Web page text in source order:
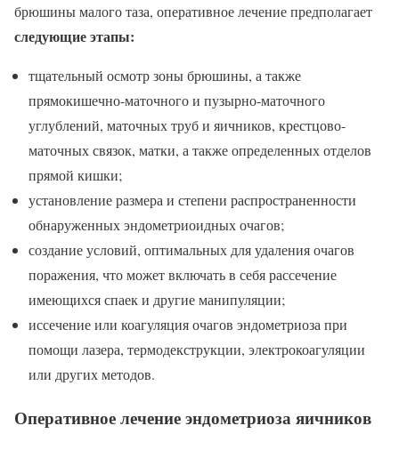
брюшины малого таза, оперативное лечение предполагает
следующие этапы:
тщательный осмотр зоны брюшины, а также
прямокишечно-маточного и пузырно-маточного
углублений, маточных труб и яичников, крестцово-
маточных связок, матки, а также определенных отделов
прямой кишки;
установление размера и степени распространенности
обнаруженных эндометриоидных очагов;
создание условий, оптимальных для удаления очагов
поражения, что может включать в себя рассечение
имеющихся спаек и другие манипуляции;
иссечение или коагуляция очагов эндометриоза при
помощи лазера, термодекструкции, электрокоагуляции
или других методов.
Оперативное лечение эндометриоза яичников